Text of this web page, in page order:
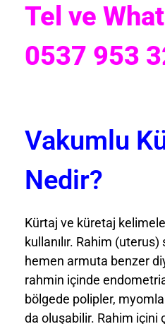
Tel ve
0537 953
Vakumlu
Nedir?
Kürtaj ve küretaj
kullanılır. Rahim
hemen armuta benzer
rahmin içinde
bölgede polipler,
da oluşabilir. Rahim içini